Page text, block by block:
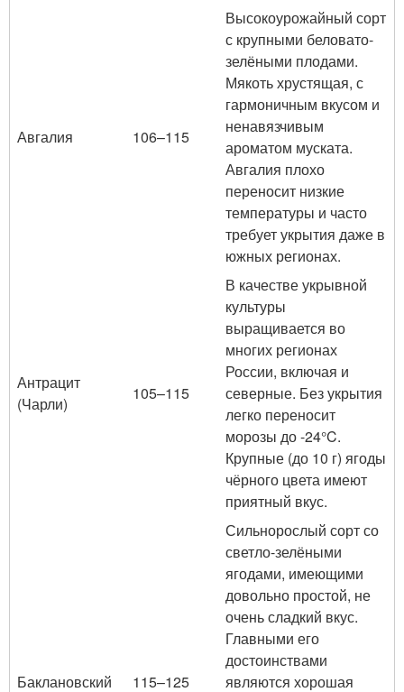
Авгалия 106–115
Высокоурожайный сорт
с крупными беловато-
зелёными плодами.
Мякоть хрустящая, с
гармоничным вкусом и
ненавязчивым
ароматом муската.
Авгалия плохо
переносит низкие
температуры и часто
требует укрытия даже в
южных регионах.
Антрацит
(Чарли)
105–115
В качестве укрывной
культуры
выращивается во
многих регионах
России, включая и
северные. Без укрытия
легко переносит
морозы до -24°C.
Крупные (до 10 г) ягоды
чёрного цвета имеют
приятный вкус.
Баклановский 115–125
Сильнорослый сорт со
светло-зелёными
ягодами, имеющими
довольно простой, не
очень сладкий вкус.
Главными его
достоинствами
являются хорошая